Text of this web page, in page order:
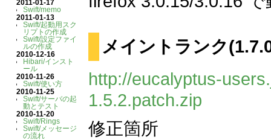
2011-01-17
Swift/memo
2011-01-13
Swift/起動用スク
リプトの作成
Swift/設定ファイ
ルの作成
2010-12-16
Hibari/インスト
ール
2010-11-26
Swift/使い方
2010-11-25
Swift/サーバの起
動とテスト
2010-11-20
Swift/Rings
Swift/メッセージ
の流れ
メイントランク
http://eucalyptus-
1.5.2.patch.zip
修正箇所